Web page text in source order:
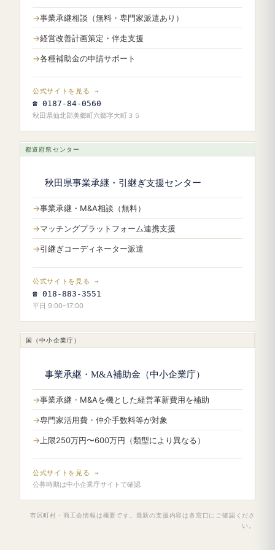
事業承継相談（無料・専門家派遣あり）
経営改善計画策定・伴走支援
各種補助金の申請サポート
公式サイトを見る →
☎ 0187-84-0560
秋田県仙北郡美郷町六郷字大町３５
都道府県センター
秋田県事業承継・引継ぎ支援センター
事業承継・M&A相談（無料）
マッチングプラットフォーム連携支援
引継ぎコーディネーター派遣
公式サイトを見る →
☎ 018-883-3551
平日 9:00–17:00
国（中小企業庁）
事業承継・M&A補助金（中小企業庁）
事業承継・M&Aを機とした経営革新費用を補助
専門家活用費・仲介手数料等が対象
上限250万円〜600万円（類型により異なる）
公式サイトを見る →
公募時期は中小企業庁サイトで確認
市区町村・商工会情報は概要です。最新の支援内容は各窓口にご確認くださ
い。